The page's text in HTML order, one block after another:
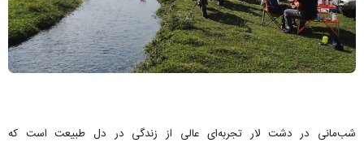
شب‌مانی در دشت لار تجربه‌ای عالی از زندگی در دل طبیعت است که